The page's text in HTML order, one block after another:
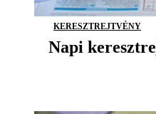
KERESZTREJTVÉNY
Napi